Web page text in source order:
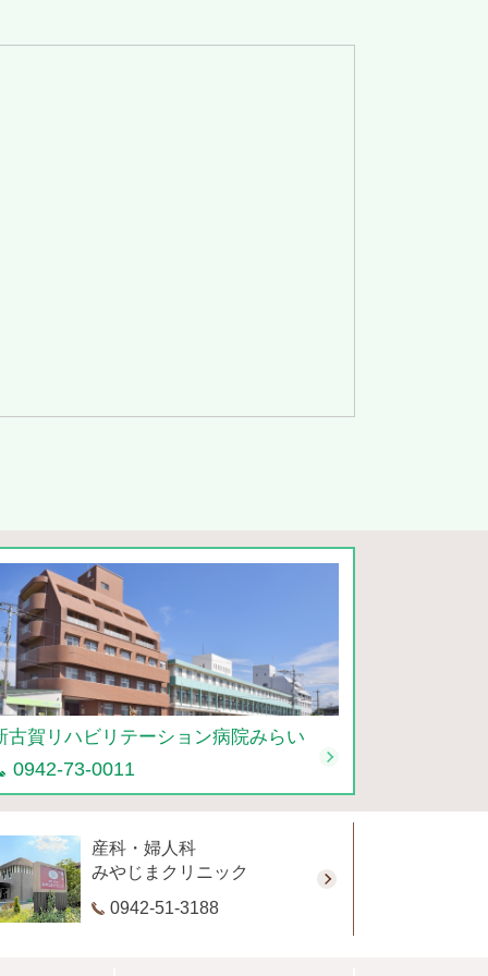
古賀リハビリテーション病院みらい
0942-73-0011
産科・婦人科
みやじまクリニック
0942-51-3188